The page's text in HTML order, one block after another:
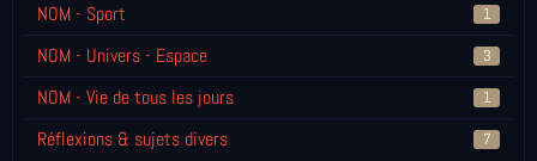
NOM - Sport 1
NOM - Univers - Espace 3
NOM - Vie de tous les jours 1
Réflexions & sujets divers 7